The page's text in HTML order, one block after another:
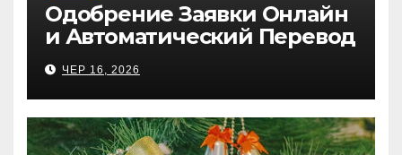
Одобрение Заявки Онлайн
и Автоматический Перевод
на Банковский Счёт.
Проверь
ЧЕР 16, 2026